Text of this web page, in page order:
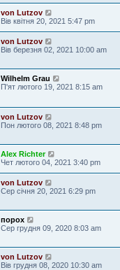
von Lutzov
Вів квітня 20, 2021 5:47 pm
von Lutzov
Вів березня 02, 2021 10:00 am
Wilhelm Grau
П'ят лютого 19, 2021 8:15 am
von Lutzov
Пон лютого 08, 2021 8:48 pm
Alex Richter
Чет лютого 04, 2021 3:40 pm
von Lutzov
Сер січня 20, 2021 6:29 pm
порох
Сер грудня 09, 2020 8:03 am
von Lutzov
Вів грудня 08, 2020 10:30 am